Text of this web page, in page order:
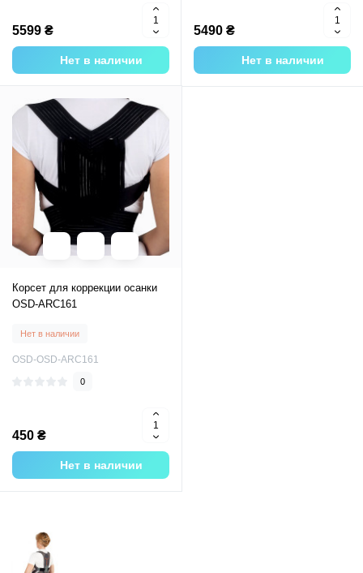
5599 ₴
Нет в наличии
5490 ₴
Нет в наличии
Корсет для коррекции осанки
OSD-ARC161
Нет в наличии
OSD-OSD-ARC161
0
450 ₴
Нет в наличии